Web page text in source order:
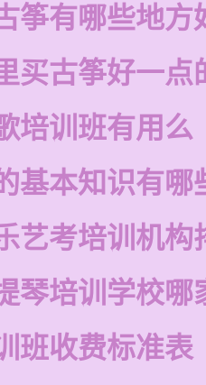
筝有哪些地方
买古筝好一点
培训班有用么
基本知识有哪
艺考培训机构
琴培训学校哪
班收费标准表